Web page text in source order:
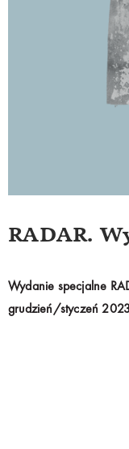
RADAR.
Wydanie specjalne
grudzień/styczeń